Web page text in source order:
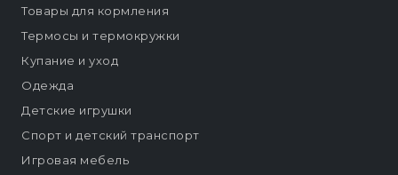
Товары для кормления
Термосы и термокружки
Купание и уход
Одежда
Детские игрушки
Спорт и детский транспорт
Игровая мебель